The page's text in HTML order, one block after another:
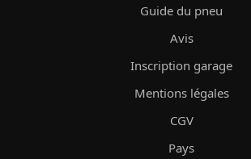
Guide du pneu
Avis
Inscription garage
Mentions légales
CGV
Pays